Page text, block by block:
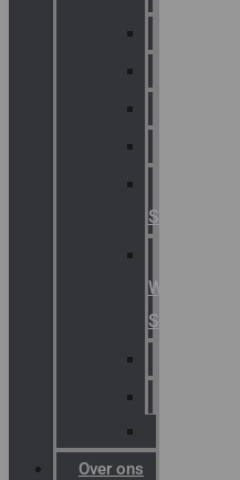
Signaling
Warning
Signals
Over ons